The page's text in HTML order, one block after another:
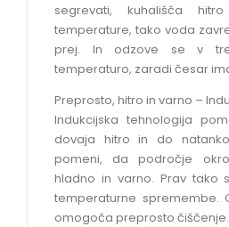
segrevati, kuhališča
temperature, tako voda
prej. In odzove se v
temperaturo, zaradi česar
Preprosto, hitro in varno –
Indukcijska tehnologija
dovaja hitro in do
pomeni, da področje
hladno in varno. Prav tako
temperaturne spremembe.
omogoča preprosto čiščenje.